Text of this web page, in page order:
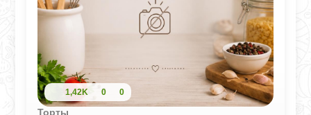
1,42K 0 0
Торты